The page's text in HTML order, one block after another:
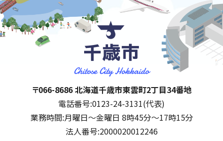
千歳市
住所:
〒066-8686 北海道千歳市東雲町2丁目34番地
電話番号:0123-24-3131(代表)
業務時間:月曜日～金曜日 8時45分～17時15分
法人番号:2000020012246